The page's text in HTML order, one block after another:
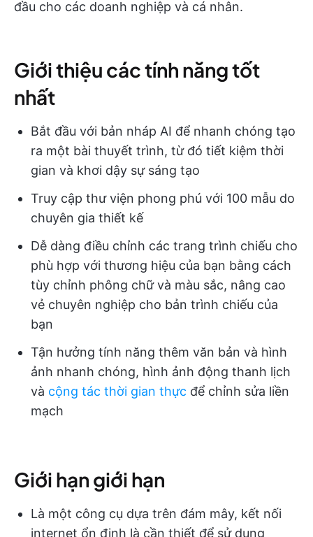
đầu cho các doanh nghiệp và cá nhân.
Giới thiệu các tính năng tốt
nhất
Bắt đầu với bản nháp AI để nhanh chóng tạo
ra một bài thuyết trình, từ đó tiết kiệm thời
gian và khơi dậy sự sáng tạo
Truy cập thư viện phong phú với 100 mẫu do
chuyên gia thiết kế
Dễ dàng điều chỉnh các trang trình chiếu cho
phù hợp với thương hiệu của bạn bằng cách
tùy chỉnh phông chữ và màu sắc, nâng cao
vẻ chuyên nghiệp cho bản trình chiếu của
bạn
Tận hưởng tính năng thêm văn bản và hình
ảnh nhanh chóng, hình ảnh động thanh lịch
và cộng tác thời gian thực để chỉnh sửa liền
mạch
Giới hạn giới hạn
Là một công cụ dựa trên đám mây, kết nối
internet ổn định là cần thiết để sử dụng